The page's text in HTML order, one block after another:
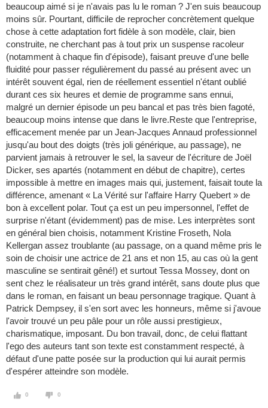
beaucoup aimé si je n'avais pas lu le roman ? J'en suis beaucoup
moins sûr. Pourtant, difficile de reprocher concrètement quelque
chose à cette adaptation fort fidèle à son modèle, clair, bien
construite, ne cherchant pas à tout prix un suspense racoleur
(notamment à chaque fin d'épisode), faisant preuve d'une belle
fluidité pour passer régulièrement du passé au présent avec un
intérêt souvent égal, rien de réellement essentiel n'étant oublié
durant ces six heures et demie de programme sans ennui,
malgré un dernier épisode un peu bancal et pas très bien fagoté,
beaucoup moins intense que dans le livre.Reste que l'entreprise,
efficacement menée par un Jean-Jacques Annaud professionnel
jusqu'au bout des doigts (très joli générique, au passage), ne
parvient jamais à retrouver le sel, la saveur de l'écriture de Joël
Dicker, ses apartés (notamment en début de chapitre), certes
impossible à mettre en images mais qui, justement, faisait toute la
différence, amenant « La Vérité sur l'affaire Harry Quebert » de
bon à excellent polar. Tout ça est un peu impersonnel, l'effet de
surprise n'étant (évidemment) pas de mise. Les interprètes sont
en général bien choisis, notamment Kristine Froseth, Nola
Kellergan assez troublante (au passage, on a quand même pris le
soin de choisir une actrice de 21 ans et non 15, au cas où la gent
masculine se sentirait gêné!) et surtout Tessa Mossey, dont on
sent chez le réalisateur un très grand intérêt, sans doute plus que
dans le roman, en faisant un beau personnage tragique. Quant à
Patrick Dempsey, il s'en sort avec les honneurs, même si j'avoue
l'avoir trouvé un peu pâle pour un rôle aussi prestigieux,
charismatique, imposant. Du bon travail, donc, de celui flattant
l'ego des auteurs tant son texte est constamment respecté, à
défaut d'une patte posée sur la production qui lui aurait permis
d'espérer atteindre son modèle.
0 0